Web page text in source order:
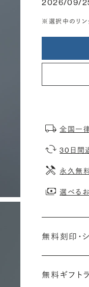
2026/09/
※選択中のリン
全国一
30日間
永久無
選べる
無料刻印・
刻印メッセ
無料ギフト